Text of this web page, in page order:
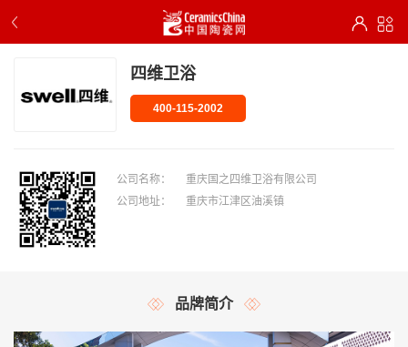
四维卫浴
400-115-2002
公司名称：
重庆国之四维卫浴有限公司
公司地址：
重庆市江津区油溪镇
品牌简介